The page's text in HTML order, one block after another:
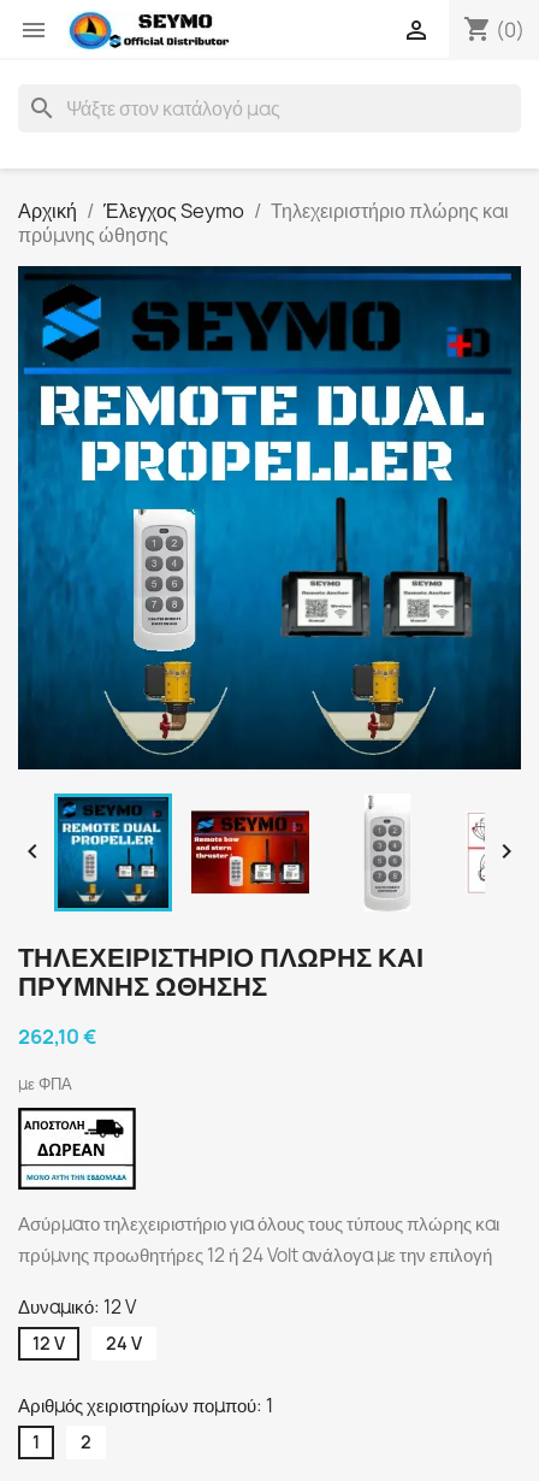
 shopping_cart (0)

search
Αρχική Έλεγχος Seymo
Τηλεχειριστήριο πλώρης και
πρύμνης ώθησης
 
ΤΗΛΕΧΕΙΡΙΣΤΉΡΙΟ ΠΛΏΡΗΣ ΚΑΙ
ΠΡΎΜΝΗΣ ΏΘΗΣΗΣ
262,10 €
με ΦΠΑ
Ασύρματο τηλεχειριστήριο για όλους τους τύπους πλώρης και
πρύμνης προωθητήρες 12 ή 24 Volt ανάλογα με την επιλογή
Δυναμικό: 12 V
12 V 24 V
Αριθμός χειριστηρίων πομπού: 1
1 2